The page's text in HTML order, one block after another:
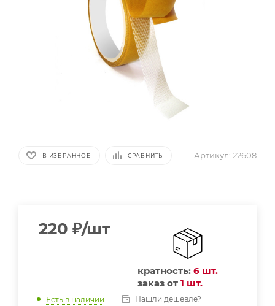
В ИЗБРАННОЕ СРАВНИТЬ Артикул: 22608
220 ₽/шт
кратность: 6 шт.
заказ от 1 шт.
Есть в наличии Нашли дешевле?